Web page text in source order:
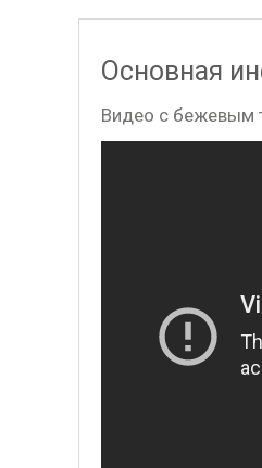
Основная
Видео с бежевым